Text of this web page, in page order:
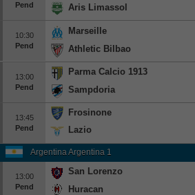
Pend
Aris Limassol
10:30
Pend
Marseille
Athletic Bilbao
13:00
Pend
Parma Calcio 1913
Sampdoria
13:45
Pend
Frosinone
Lazio
Argentina Argentina 1
13:00
Pend
San Lorenzo
Huracan
Europa
Euroliga
Eurocup
ACB
Estados Unidos
NBA
Tenis